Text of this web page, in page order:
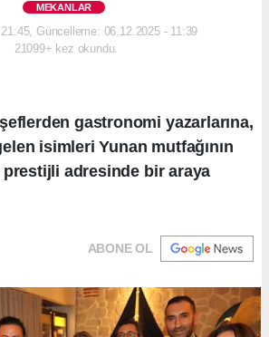
MEKANLAR
Güncelleme: 06.12.2025 - 11:39
21099+ kez okundu.
gastronomi yazarlarına,
isimleri Yunan mutfağının
prestijli adresinde bir araya
ABONE OL